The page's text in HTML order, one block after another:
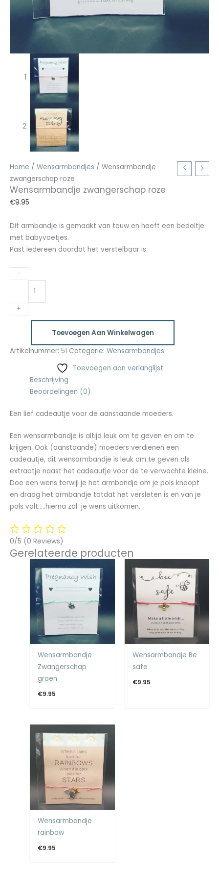
Home / Wensarmbandjes / Wensarmbandje
zwangerschap roze
Wensarmbandje zwangerschap roze
€9.95
Dit armbandje is gemaakt van touw en heeft een bedeltje
met babyvoetjes.
Past iedereen doordat het verstelbaar is.
-
+
Toevoegen Aan Winkelwagen
Artikelnummer: 51 Categorie: Wensarmbandjes
Toevoegen aan verlanglijst
Beschrijving
Beoordelingen (0)
Een lief cadeautje voor de aanstaande moeders.
Een wensarmbandje is altijd leuk om te geven en om te
krijgen. Ook (aanstaande) moeders verdienen een
cadeautje, dit wensarmbandje is leuk om te geven als
extraatje naast het cadeautje voor de te verwachte kleine.
Doe een wens terwijl je het armbandje om je pols knoopt
en draag het armbandje totdat het versleten is en van je
pols valt…..hierna zal je wens uitkomen.
0/5 (0 Reviews)
Gerelateerde producten
Wensarmbandje
Zwangerschap
groen
€9.95
Wensarmbandje Be
safe
€9.95
Wensarmbandje
rainbow
€9.95